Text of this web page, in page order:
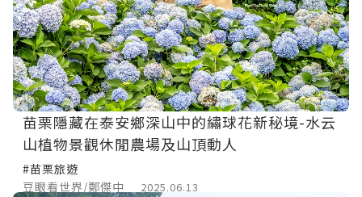
苗栗隱藏在泰安鄉深山中的繡球花新秘境-水云
山植物景觀休閒農場及山頂動人
#苗栗旅遊
豆眼看世界/鄭傑中
2025.06.13